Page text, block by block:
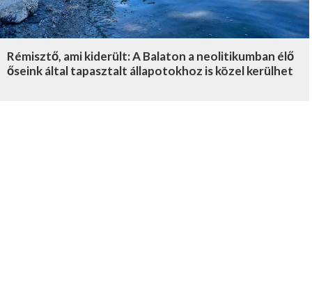
Rémisztő, ami kiderült: A Balaton a neolitikumban élő
őseink által tapasztalt állapotokhoz is közel kerülhet